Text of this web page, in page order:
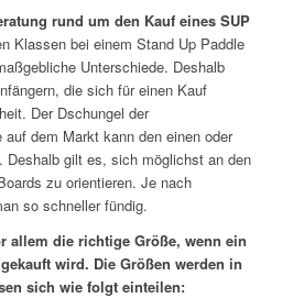
rund um den Kauf eines SUP
Klassen bei einem Stand Up Paddle
Unterschiede. Deshalb
die sich für einen Kauf
Der Dschungel der
dem Markt kann den einen oder
Deshalb gilt es, sich möglichst an den
zu orientieren. Je nach
so schneller fündig.
allem die richtige Größe, wenn ein
wird. Die Größen werden in
sich wie folgt einteilen: